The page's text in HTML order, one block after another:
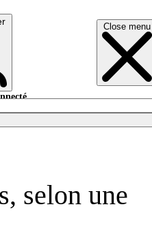
Close menu
selon une